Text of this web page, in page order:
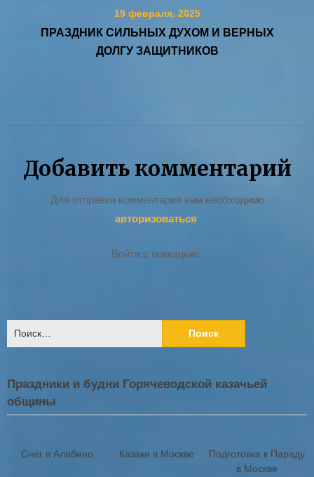
19 февраля, 2025
ПРАЗДНИК СИЛЬНЫХ ДУХОМ И ВЕРНЫХ
ДОЛГУ ЗАЩИТНИКОВ
Добавить комментарий
Для отправки комментария вам необходимо
авторизоваться.
Войти с помощью:
Праздники и будни Горячеводской казачьей
общины
Снег в Алабино Казаки в Москве
Подготовка к Параду
в Москве